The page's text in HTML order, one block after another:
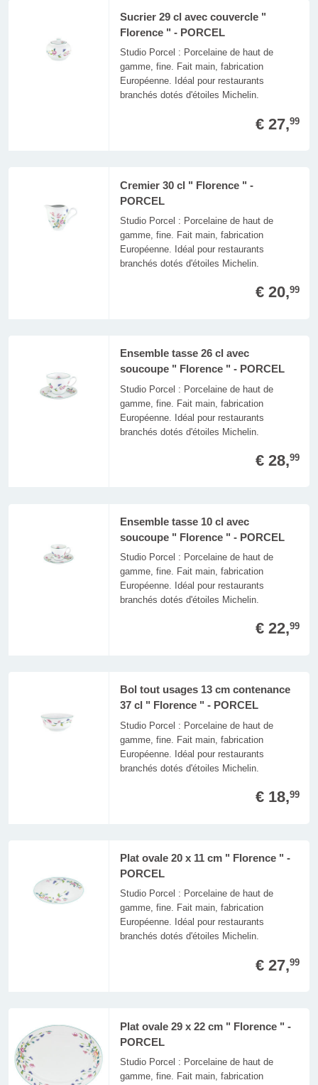
Sucrier 29 cl avec couvercle "
Florence " - PORCEL
Studio Porcel : Porcelaine de haut de
gamme, fine. Fait main, fabrication
Européenne. Idéal pour restaurants
branchés dotés d'étoiles Michelin.
€ 27,99
Cremier 30 cl " Florence " -
PORCEL
Studio Porcel : Porcelaine de haut de
gamme, fine. Fait main, fabrication
Européenne. Idéal pour restaurants
branchés dotés d'étoiles Michelin.
€ 20,99
Ensemble tasse 26 cl avec
soucoupe " Florence " - PORCEL
Studio Porcel : Porcelaine de haut de
gamme, fine. Fait main, fabrication
Européenne. Idéal pour restaurants
branchés dotés d'étoiles Michelin.
€ 28,99
Ensemble tasse 10 cl avec
soucoupe " Florence " - PORCEL
Studio Porcel : Porcelaine de haut de
gamme, fine. Fait main, fabrication
Européenne. Idéal pour restaurants
branchés dotés d'étoiles Michelin.
€ 22,99
Bol tout usages 13 cm contenance
37 cl " Florence " - PORCEL
Studio Porcel : Porcelaine de haut de
gamme, fine. Fait main, fabrication
Européenne. Idéal pour restaurants
branchés dotés d'étoiles Michelin.
€ 18,99
Plat ovale 20 x 11 cm " Florence " -
PORCEL
Studio Porcel : Porcelaine de haut de
gamme, fine. Fait main, fabrication
Européenne. Idéal pour restaurants
branchés dotés d'étoiles Michelin.
€ 27,99
Plat ovale 29 x 22 cm " Florence " -
PORCEL
Studio Porcel : Porcelaine de haut de
gamme, fine. Fait main, fabrication